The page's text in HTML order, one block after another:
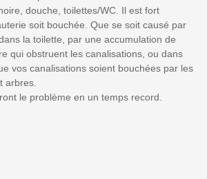
douche, toilettes/WC. Il est fort
soit bouchée. Que se soit causé par
la toilette, par une accumulation de
qui obstruent les canalisations, ou dans
vos canalisations soient bouchées par les
arbres.
le problème en un temps record.